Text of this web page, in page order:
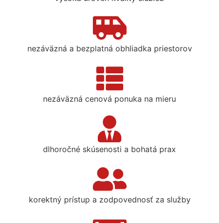
nezáväzná a bezplatná obhliadka priestorov
nezáväzná cenová ponuka na mieru
dlhoročné skúsenosti a bohatá prax
korektný prístup a zodpovednosť za služby